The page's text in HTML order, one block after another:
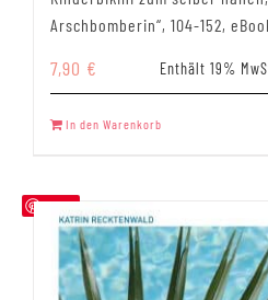
Arschbomberin“, 104-152,
7,90 € Enthält 19%
In den Warenkorb
Save